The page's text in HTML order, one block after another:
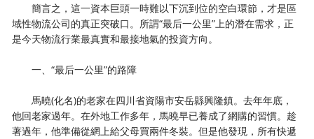
簡言之，這一資本巨頭一時難以下沉到位的空白環節，才是區
域性物流公司的真正突破口。所謂“最后一公里”上的潛在需求，正
是今天物流行業最真實和最接地氣的投資方向。
一、“最后一公里”的路障
馬曉(化名)的老家在四川省資陽市安岳縣興隆鎮。去年年底，
他回老家過年。在外地工作多年，馬曉早已養成了網購的習慣。趁
著過年，他準備從網上給父母買兩件冬裝。但是他發現，所有快遞